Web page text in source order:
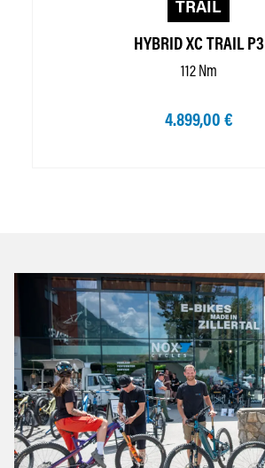
TRAIL
HYBRID XC TRAIL P3
112 Nm
4.899,00 €